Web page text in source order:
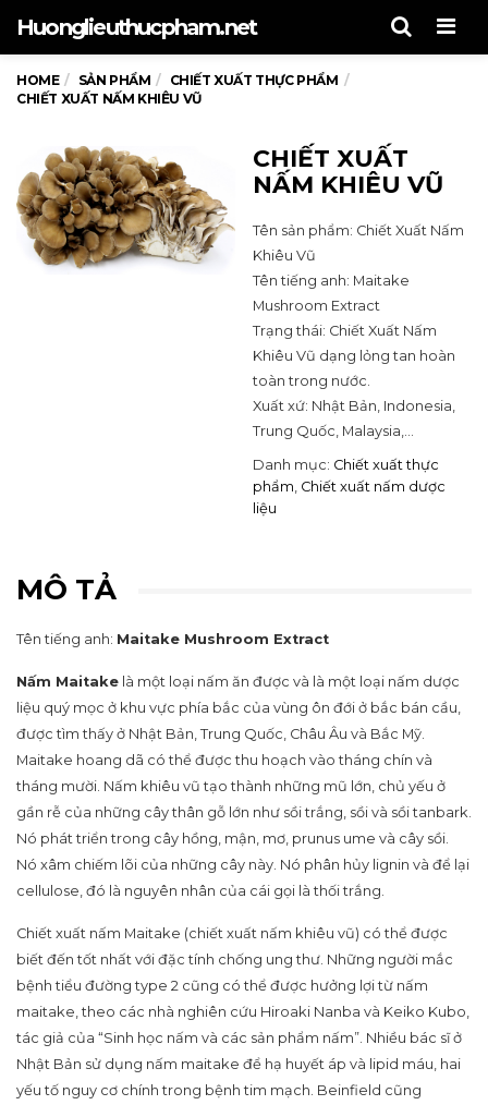
Huonglieuthucpham.net
HOME SẢN PHẨM
CHIẾT XUẤT THỰC PHẨM
CHIẾT XUẤT NẤM KHIÊU VŨ
CHIẾT XUẤT
NẤM KHIÊU VŨ
Tên sản phẩm: Chiết Xuất Nấm
Khiêu Vũ
Tên tiếng anh: Maitake
Mushroom Extract
Trạng thái: Chiết Xuất Nấm
Khiêu Vũ dạng lỏng tan hoàn
toàn trong nước.
Xuất xứ: Nhật Bản, Indonesia,
Trung Quốc, Malaysia,…
Danh mục: Chiết xuất thực
phẩm, Chiết xuất nấm dược
liệu
MÔ TẢ
Tên tiếng anh: Maitake Mushroom Extract
Nấm Maitake là một loại nấm ăn được và là một loại nấm dược
liệu quý mọc ở khu vực phía bắc của vùng ôn đới ở bắc bán cầu,
được tìm thấy ở Nhật Bản, Trung Quốc, Châu Âu và Bắc Mỹ.
Maitake hoang dã có thể được thu hoạch vào tháng chín và
tháng mười. Nấm khiêu vũ tạo thành những mũ lớn, chủ yếu ở
gần rễ của những cây thân gỗ lớn như sồi trắng, sồi và sồi tanbark.
Nó phát triển trong cây hồng, mận, mơ, prunus ume và cây sồi.
Nó xâm chiếm lõi của những cây này. Nó phân hủy lignin và để lại
cellulose, đó là nguyên nhân của cái gọi là thối trắng.
Chiết xuất nấm Maitake (chiết xuất nấm khiêu vũ) có thể được
biết đến tốt nhất với đặc tính chống ung thư. Những người mắc
bệnh tiểu đường type 2 cũng có thể được hưởng lợi từ nấm
maitake, theo các nhà nghiên cứu Hiroaki Nanba và Keiko Kubo,
tác giả của “Sinh học nấm và các sản phẩm nấm”. Nhiều bác sĩ ở
Nhật Bản sử dụng nấm maitake để hạ huyết áp và lipid máu, hai
yếu tố nguy cơ chính trong bệnh tim mạch. Beinfield cũng